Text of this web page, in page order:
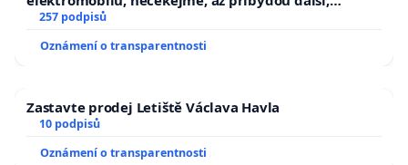
zaveďme slyšitelná auta!
257 podpisů
Oznámení o transparentnosti
Zastavte prodej Letiště Václava Havla
10 podpisů
Oznámení o transparentnosti